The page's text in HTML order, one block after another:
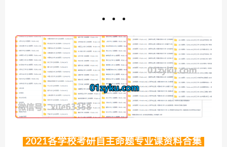
2021各学校考研自主命题专业课资料合集